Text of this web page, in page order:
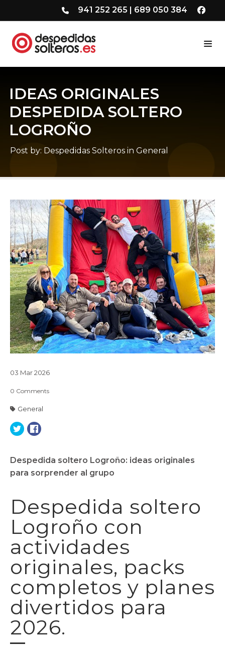
941 252 265 | 689 050 384
IDEAS ORIGINALES
DESPEDIDA SOLTERO
LOGROÑO
Post by: Despedidas Solteros in General
03 Mar2026
0 Comments
General
Despedida soltero Logroño: ideas originales
para sorprender al grupo
Despedida soltero
Logroño con
actividades
originales, packs
completos y planes
divertidos para
2026.